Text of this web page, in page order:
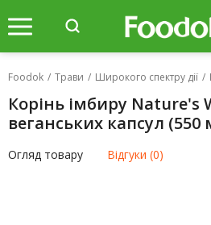
Foodok / Трави / Широкого спектру дії /
Корінь імбиру Nature's
веганських капсул (550
Огляд товару Відгуки (0)